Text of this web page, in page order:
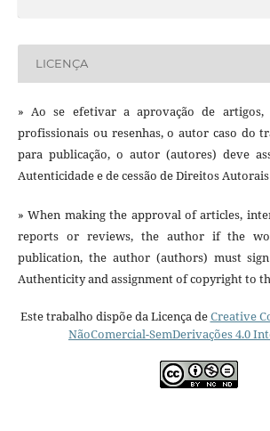
LICENÇA
» Ao se efetivar a aprovação de artigos,
profissionais ou resenhas, o autor caso do
para publicação, o autor (autores) deve
Autenticidade e de cessão de Direitos
» When making the approval of articles,
reports or reviews, the author if the
publication, the author (authors) must
Authenticity and assignment of copyright to
Este trabalho dispõe da Licença deCreative
NãoComercial-SemDerivações 4.0